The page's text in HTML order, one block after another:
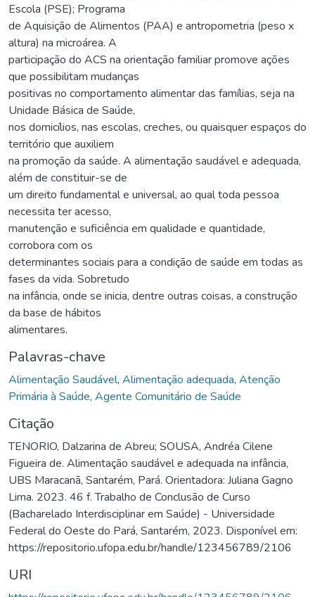
Escola (PSE); Programa
de Aquisição de Alimentos (PAA) e antropometria (peso x
altura) na microárea. A
participação do ACS na orientação familiar promove ações
que possibilitam mudanças
positivas no comportamento alimentar das famílias, seja na
Unidade Básica de Saúde,
nos domicílios, nas escolas, creches, ou quaisquer espaços do
território que auxiliem
na promoção da saúde. A alimentação saudável e adequada,
além de constituir-se de
um direito fundamental e universal, ao qual toda pessoa
necessita ter acesso,
manutenção e suficiência em qualidade e quantidade,
corrobora com os
determinantes sociais para a condição de saúde em todas as
fases da vida. Sobretudo
na infância, onde se inicia, dentre outras coisas, a construção
da base de hábitos
alimentares.
Palavras-chave
Alimentação Saudável, Alimentação adequada, Atenção
Primária à Saúde, Agente Comunitário de Saúde
Citação
TENORIO, Dalzarina de Abreu; SOUSA, Andréa Cilene
Figueira de. Alimentação saudável e adequada na infância,
UBS Maracanã, Santarém, Pará. Orientadora: Juliana Gagno
Lima. 2023. 46 f. Trabalho de Conclusão de Curso
(Bacharelado Interdisciplinar em Saúde) - Universidade
Federal do Oeste do Pará, Santarém, 2023. Disponível em:
https://repositorio.ufopa.edu.br/handle/123456789/2106
URI